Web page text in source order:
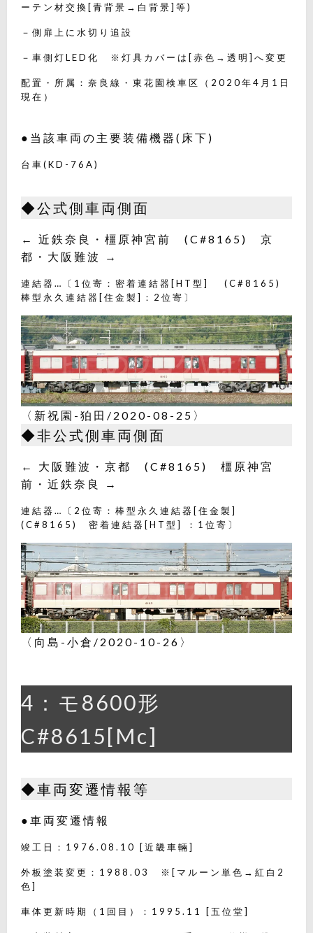
ーテン材交換[青背景→白背景]等)
－側扉上に水切り追設
－車側灯LED化 ※灯具カバーは[赤色→透明]へ変更
配置・所属：奈良線・東花園検車区（2020年4月1日
現在）
●当該車両の主要装備機器(床下)
台車(KD-76A)
◆公式側車両側面
← 近鉄奈良・橿原神宮前 (C#8165) 京
都・大阪難波 →
連結器…〔1位寄：密着連結器[HT型] (C#8165)
棒型永久連結器[住金製]：2位寄〕
〈新祝園-狛田/2020-08-25〉
◆非公式側車両側面
← 大阪難波・京都 (C#8165) 橿原神宮
前・近鉄奈良 →
連結器…〔2位寄：棒型永久連結器[住金製]
(C#8165) 密着連結器[HT型] ：1位寄〕
〈向島-小倉/2020-10-26〉
4：モ8600形
C#8615[Mc]
◆車両変遷情報等
●車両変遷情報
竣工日：1976.08.10 [近畿車輛]
外板塗装変更：1988.03 ※[マルーン単色→紅白2
色]
車体更新時期（1回目）：1995.11 [五位堂]